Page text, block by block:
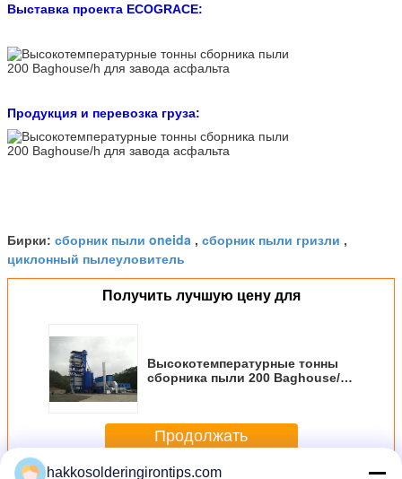
Выставка проекта ECOGRACE:
Продукция и перевозка груза:
Бирки: сборник пыли oneida , сборник пыли гризли ,
циклонный пылеуловитель
Получить лучшую цену для
Высокотемпературные тонны
сборника пыли 200 Baghouse/h
Продолжать
hakkosolderingirontips.com